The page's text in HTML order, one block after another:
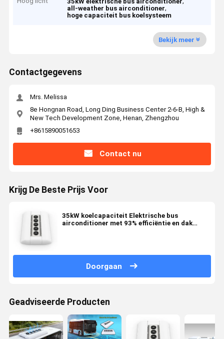
all-weather bus airconditioner,
hoge capaciteit bus koelsysteem
Bekijk meer
Contactgegevens
Mrs. Melissa
8e Hongnan Road, Long Ding Business Center 2-6-B, High &
New Tech Development Zone, Henan, Zhengzhou
+8615890051653
Contact nu
Krijg De Beste Prijs Voor
35kW koelcapaciteit Elektrische bus
airconditioner met 93% efficiëntie en dak
Doorgaan
Geadviseerde Producten